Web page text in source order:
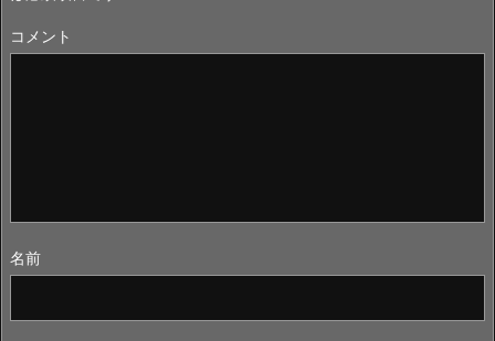
コメント
名前